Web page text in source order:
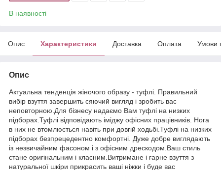
В наявності
Опис Характеристики Доставка Оплата Умови
Опис
Актуальна тенденція жіночого образу - туфлі. Правильний
вибір взуття завершить сяючий вигляд і зробить вас
неповторною.Для бізнесу надаємо Вам туфлі на низких
підборах.Туфлі відповідають іміджу офісних працівників. Нога
в них не втомлюється навіть при довгій ходьбі.Туфлі на низких
підборах безпрецедентно комфортні. Дуже добре виглядають
із незвичайним фасоном і з офісним дрескодом.Ваш стиль
стане оригінальним і класним.Витримане і гарне взуття з
натуральної шкіри прикрасить ваші ніжки і буде вас